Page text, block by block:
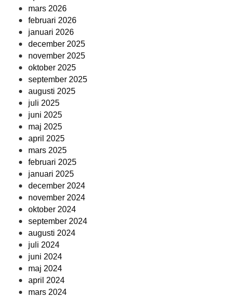
mars 2026
februari 2026
januari 2026
december 2025
november 2025
oktober 2025
september 2025
augusti 2025
juli 2025
juni 2025
maj 2025
april 2025
mars 2025
februari 2025
januari 2025
december 2024
november 2024
oktober 2024
september 2024
augusti 2024
juli 2024
juni 2024
maj 2024
april 2024
mars 2024